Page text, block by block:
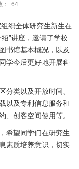
64
织全体研究生新生在
”讲座，邀请了学校
书馆基本概况，以及
学今后更好地开展科
分类以及开放时间、
以及专利信息服务和
、创客空间使用等。
希望同学们在研究生
素质培养意识，切实